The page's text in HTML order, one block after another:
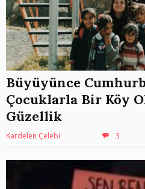
Büyüyünce
Çocuklarla Bir Köy
Güzellik
Kardelen Çelebi 3